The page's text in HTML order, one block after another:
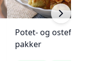
Potet- og
pakker